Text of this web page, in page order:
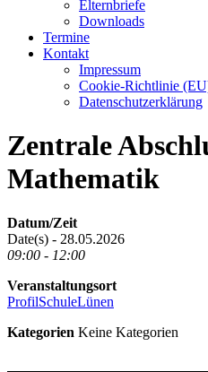
Elternbriefe
Downloads
Termine
Kontakt
Impressum
Cookie-Richtlinie
Datenschutzerklärung
Zentrale
Mathematik
Datum/Zeit
Date(s) - 28.05.2026
09:00 - 12:00
Veranstaltungsort
ProfilSchuleLünen
Kategorien Keine Kategorien